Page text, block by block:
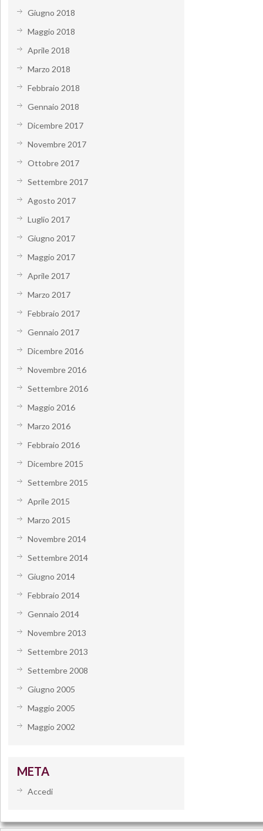
Giugno 2018
Maggio 2018
Aprile 2018
Marzo 2018
Febbraio 2018
Gennaio 2018
Dicembre 2017
Novembre 2017
Ottobre 2017
Settembre 2017
Agosto 2017
Luglio 2017
Giugno 2017
Maggio 2017
Aprile 2017
Marzo 2017
Febbraio 2017
Gennaio 2017
Dicembre 2016
Novembre 2016
Settembre 2016
Maggio 2016
Marzo 2016
Febbraio 2016
Dicembre 2015
Settembre 2015
Aprile 2015
Marzo 2015
Novembre 2014
Settembre 2014
Giugno 2014
Febbraio 2014
Gennaio 2014
Novembre 2013
Settembre 2013
Settembre 2008
Giugno 2005
Maggio 2005
Maggio 2002
META
Accedi